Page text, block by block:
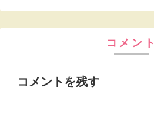
コメント
コメントを残す